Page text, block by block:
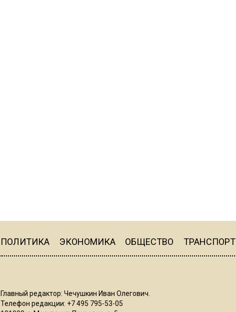
ПОЛИТИКА ЭКОНОМИКА ОБЩЕСТВО ТРАНСПОРТ
Главный редактор: Чечушкин Иван Олегович.
Телефон редакции: +7 495 795-53-05